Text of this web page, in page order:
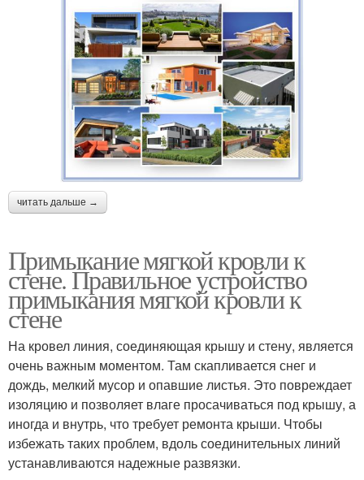
читать дальше →
Примыкание мягкой кровли к
стене. Правильное устройство
примыкания мягкой кровли к
стене
На кровел линия, соединяющая крышу и стену, является
очень важным моментом. Там скапливается снег и
дождь, мелкий мусор и опавшие листья. Это повреждает
изоляцию и позволяет влаге просачиваться под крышу, а
иногда и внутрь, что требует ремонта крыши. Чтобы
избежать таких проблем, вдоль соединительных линий
устанавливаются надежные развязки.